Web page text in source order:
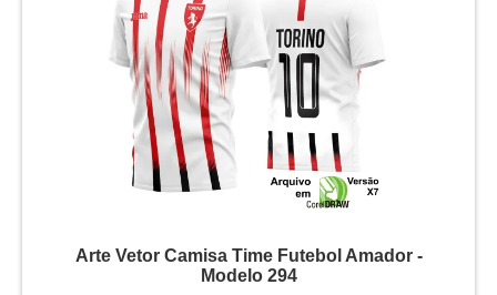
Arte Vetor Camisa Time Futebol Amador -
Modelo 294